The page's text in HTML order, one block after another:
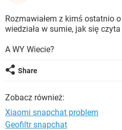
INSTAGRAM
WINDOWS 10
SPOTIFY
COVID-19
GRY
SPOTIFY
INSTAGRAM
Rozmawiałem z kimś ostatnio
wiedziała w sumie, jak się
A WY Wiecie?
Share
Zobacz również:
Xiaomi snapchat problem
Geofiltr snapchat